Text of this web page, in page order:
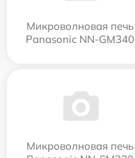
Микроволновая печь
Panasonic NN-GM340
Микроволновая печь